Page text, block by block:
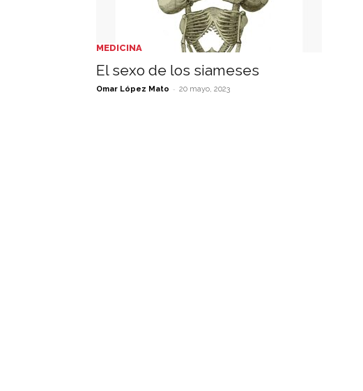
MEDICINA
El sexo de los siameses
Omar López Mato - 20 mayo, 2023